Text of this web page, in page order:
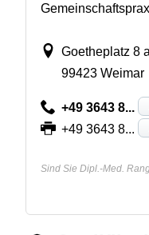
Goetheplatz 8 a
99423 Weimar
+49 3643 8...
+49 3643 8...
Sind Sie Dipl.-Med.